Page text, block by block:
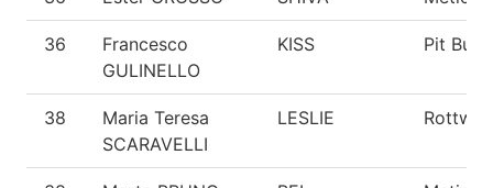
36
Francesco
GULINELLO
KISS Pit Bull
38
Maria Teresa
SCARAVELLI
LESLIE